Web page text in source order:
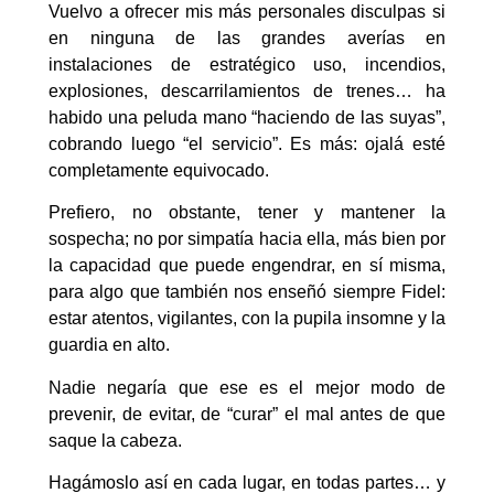
Vuelvo a ofrecer mis más personales disculpas si
en ninguna de las grandes averías en
instalaciones de estratégico uso, incendios,
explosiones, descarrilamientos de trenes… ha
habido una peluda mano “haciendo de las suyas”,
cobrando luego “el servicio”. Es más: ojalá esté
completamente equivocado.
Prefiero, no obstante, tener y mantener la
sospecha; no por simpatía hacia ella, más bien por
la capacidad que puede engendrar, en sí misma,
para algo que también nos enseñó siempre Fidel:
estar atentos, vigilantes, con la pupila insomne y la
guardia en alto.
Nadie negaría que ese es el mejor modo de
prevenir, de evitar, de “curar” el mal antes de que
saque la cabeza.
Hagámoslo así en cada lugar, en todas partes… y